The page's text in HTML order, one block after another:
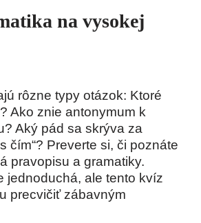
na vysokej
rôzne typy otázok: Ktoré
Ako znie antonymum k
Aký pád sa skrýva za
čím“? Preverte si, či poznáte
pravopisu a gramatiky.
jednoduchá, ale tento kvíz
precvičiť zábavným